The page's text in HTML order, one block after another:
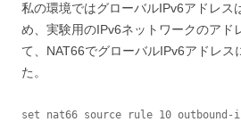
私の環境ではグローバルIPv6アドレス
め、実験用のIPv6ネットワークのアド
て、NAT66でグローバルIPv6アドレス
た。
set nat66 source rule 10 outbound-